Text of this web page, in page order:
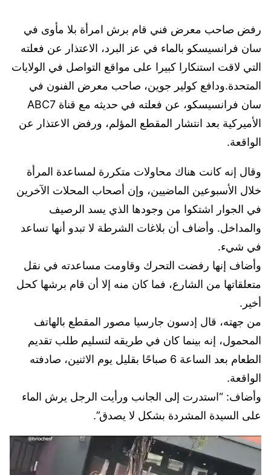
رفض صاحب معرض فني قام برش امرأة بلا مأوى في
سان فرانسيسكو بالماء في عز البرد، الاعتذار عن فعلته
التي لاقت استنكارا كبيرا على مواقع التواصل في الولايات
المتحدة.ودافع كولير جوين، صاحب معرض الفنون في
سان فرانسيسكو، عن فعلته في حديثه مع قناة ABC7
الأميركية بعد انتشار المقطع المؤلم، ورفض الاعتذار عن
الواقعة.
وقال إنه كانت هناك محاولات متكررة لمساعدة المرأة
خلال الأسبوعين الماضيين، وإن أصحاب المحلات الآخرين
في الجوار اشتكوا من وجودها الذي يسد الرصيف
والمداخل. وأضاف أن بلاغات الشرطة لا تبدو أنها تساعد
في شيء.
وأضاف إنها رفضت التحرك وقاومت مساعدته في نقل
متعلقاتها من الشارع، فما كان منه إلا أن قام برشها كحل
أخير.
من جهته، قال إدسون جارسيا مصور المقطع بالهاتف
المحمول، إنه بينما كان في طريقه لتسليم طلب تقديم
الطعام بعد الساعة 6 صباحًا بقليل يوم الاثنين، صادفته
الواقعة.
وأضاف: “استدرت إلى الجانب ورأيت الرجل يرش الماء
على السيدة المشردة بشكل لا يصدق”.